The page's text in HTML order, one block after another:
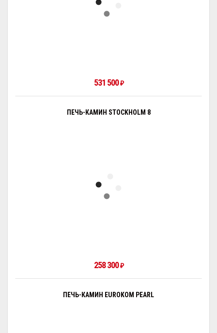
531 500₽
ПЕЧЬ-КАМИН STOCKHOLM 8
258 300₽
ПЕЧЬ-КАМИН EUROKOM PEARL